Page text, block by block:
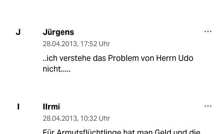
J Jürgens
28.04.2013, 17:52 Uhr
..ich verstehe das Problem von Herrn Udo
nicht.....
I IIrmi
28.04.2013, 10:32 Uhr